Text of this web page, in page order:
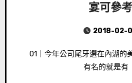
宴可參
2018-02-
01｜今年公司尾牙選在內湖的美福大飯店，美福最
有名的就是有